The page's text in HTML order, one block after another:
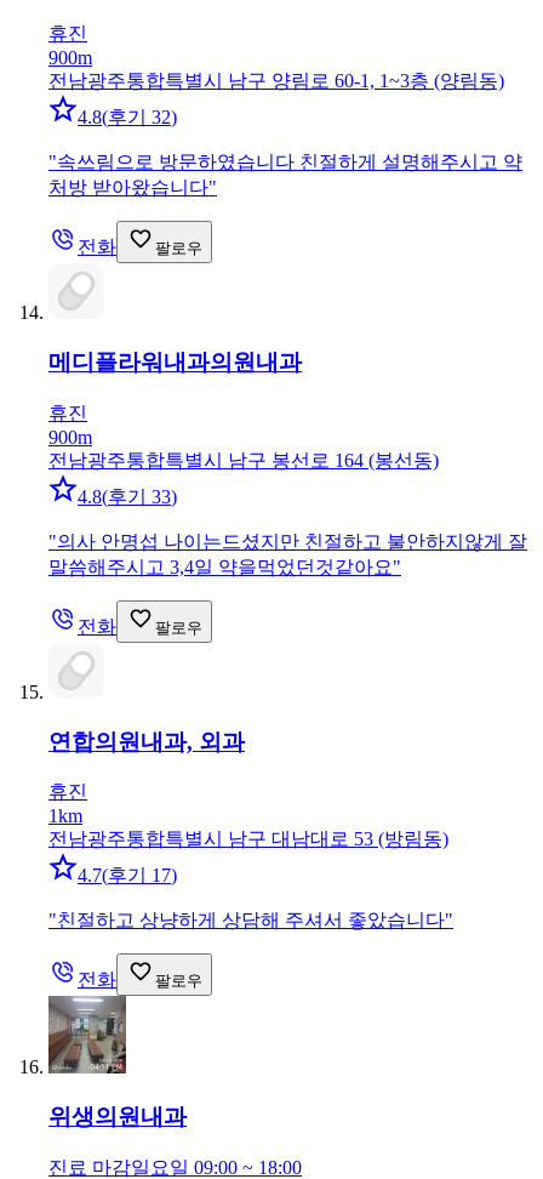
휴진
900m
전남광주통합특별시 남구 양림로 60-1, 1~3층 (양림동)
4.8(후기 32)
"속쓰림으로 방문하였습니다 친절하게 설명해주시고 약
처방 받아왔습니다"
전화 팔로우
메디플라워내과의원 내과
휴진
900m
전남광주통합특별시 남구 봉선로 164 (봉선동)
4.8(후기 33)
"의사 안명섭 나이는드셨지만 친절하고 불안하지않게 잘
말씀해주시고 3,4일 약을먹었던것같아요"
전화 팔로우
연합의원 내과, 외과
휴진
1km
전남광주통합특별시 남구 대남대로 53 (방림동)
4.7(후기 17)
"친절하고 상냥하게 상담해 주셔서 좋았습니다"
전화 팔로우
위생의원 내과
진료 마감일요일 09:00 ~ 18:00